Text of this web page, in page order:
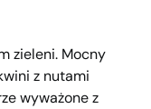
zieleni. Mocny
z nutami
wyważone z